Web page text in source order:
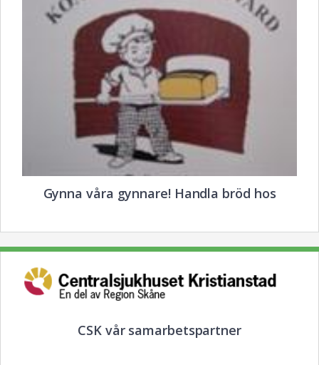
Gynna våra gynnare! Handla bröd hos
CSK vår samarbetspartner